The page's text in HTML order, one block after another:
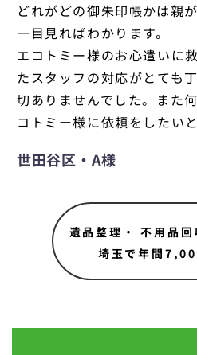
どれがどの御朱印帳かは親
一目見ればわかります。
エコトミー様のお心遣いに
たスタッフの対応がとても
切ありませんでした。また
コトミー様に依頼をしたいと
世田谷区・A様
遺品整理・ 不用品
埼玉で年間